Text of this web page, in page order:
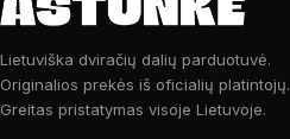
Lietuviška dviračių dalių parduotuvė.
Originalios prekės iš oficialių platintojų.
Greitas pristatymas visoje Lietuvoje.